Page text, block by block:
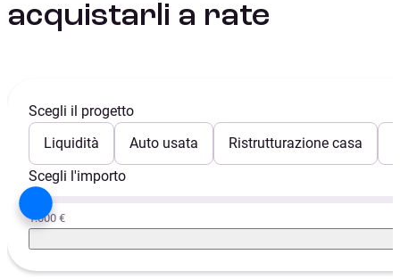
acquistarli a rate
Scegli il progetto
Liquidità
Auto usata Ristrutturazione casa
Scegli l'importo
1.000 €